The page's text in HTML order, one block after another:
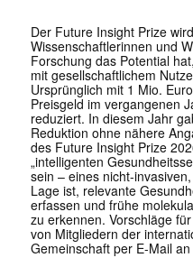
Der Future Insight Prize
Wissenschaftlerinnen und
Forschung das Potential
mit gesellschaftlichem
Ursprünglich mit 1 Mio.
Preisgeld im vergangenen
reduziert. In diesem Jahr
Reduktion ohne nähere
des Future Insight Prize
„intelligenten
sein – eines nicht-
Lage ist, relevante
erfassen und frühe
zu erkennen. Vorschläge
von Mitgliedern der
Gemeinschaft per E-Mail